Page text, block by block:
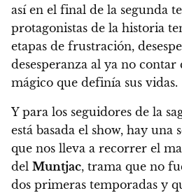
así en el final de la segunda
protagonistas de la historia
etapas de frustración,
desesperanza al ya no
mágico que definía sus vidas.
Y para los seguidores de la
está basada el show, hay una
que nos lleva a recorrer el
del Muntjac, trama que no
dos primeras temporadas y